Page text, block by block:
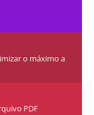
o máximo a
PDF